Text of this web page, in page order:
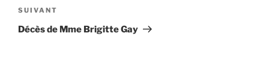
Article
suivant
SUIVANT
Décès de Mme Brigitte Gay